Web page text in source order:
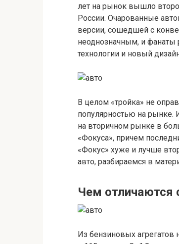
лет на рынок вышло
России. Очарованные
версии, сошедшей с
неоднозначным, и фанаты
технологии и новый
В целом «тройка» не
популярностью на рынке.
на вторичном рынке в
«Фокуса», причем
«Фокус» хуже и лучше
авто, разбираемся в
Чем отличаются
Из бензиновых агрегатов